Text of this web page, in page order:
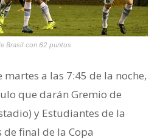
Brasil con 62 puntos
a las 7:45 de la noche,
que darán Gremio de
y Estudiantes de la
final de la Copa